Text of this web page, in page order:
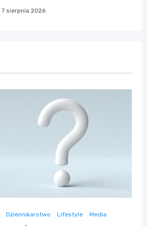
7 sierpnia 2026
Dziennikarstwo Lifestyle Media